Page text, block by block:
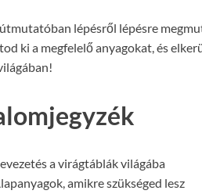
lépésről lépésre
ki a megfelelő anyagokat, és
a virágtáblák világába
amikre szükséged lesz